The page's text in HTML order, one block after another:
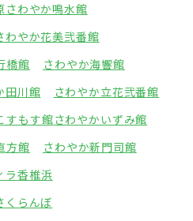
さわやか鳴水館
わやか花美弐番館
橋館
さわやか海響館
田川館
さわやか立花弐番館
すもす館さわやかいずみ館
方館
さわやか新門司館
ラ香椎浜
くらんぼ